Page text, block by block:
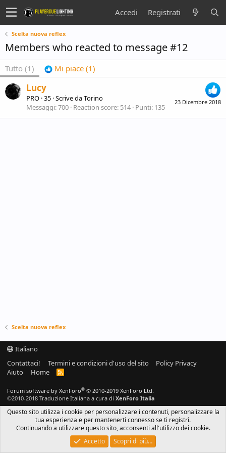
Accedi Registrati
Scelta nuova reflex
Members who reacted to message #12
Tutto (1) Mi piace (1)
23 Dicembre 2018
Lucy
PRO ·35 ·Scrive daTorino
Messaggi 700 Reaction score 514 Punti 135
Scelta nuova reflex
Italiano
Contattaci!
Termini e condizioni d'uso del sito
Policy Privacy
Aiuto
Home
R
Forum software by XenForo® © 2010-2019 XenForo Ltd.
©2010-2018 Traduzione Italiana a cura di XenForo Italia
Questo sito utilizza i cookie per personalizzare i contenuti, personalizzare la
tua esperienza e per mantenerti connesso se ti registri.
Continuando a utilizzare questo sito, acconsenti all'utilizzo dei cookie.
Accetto
Scopri di più…